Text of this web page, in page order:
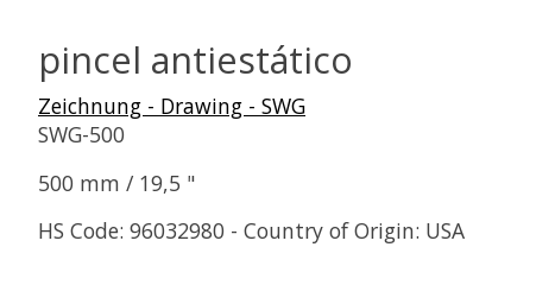
pincel antiestático
Zeichnung - Drawing - SWG
SWG-500
500 mm / 19,5 "
HS Code: 96032980 - Country of Origin: USA